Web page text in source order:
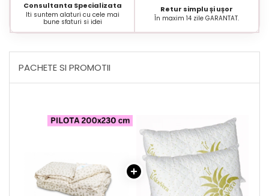
Consultanta Specializata
Iti suntem alaturi cu cele mai
bune sfaturi si idei
Retur simplu și ușor
În maxim 14 zile GARANTAT.
PACHETE SI PROMOTII